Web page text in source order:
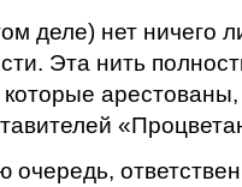
деле) нет ничего
Эта нить
очередь,